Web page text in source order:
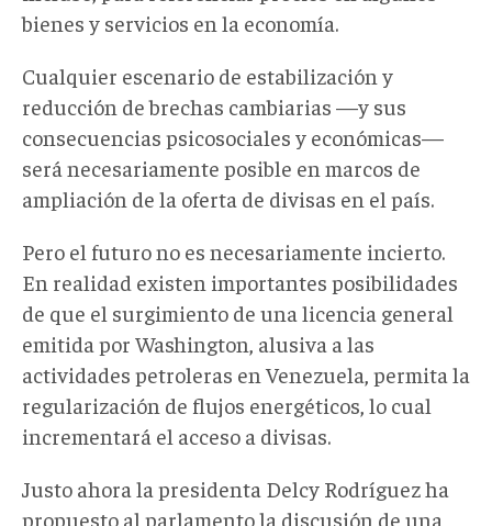
bienes y servicios en la economía.
Cualquier escenario de estabilización y
reducción de brechas cambiarias —y sus
consecuencias psicosociales y económicas—
será necesariamente posible en marcos de
ampliación de la oferta de divisas en el país.
Pero el futuro no es necesariamente incierto.
En realidad existen importantes posibilidades
de que el surgimiento de una licencia general
emitida por Washington, alusiva a las
actividades petroleras en Venezuela, permita la
regularización de flujos energéticos, lo cual
incrementará el acceso a divisas.
Justo ahora la presidenta Delcy Rodríguez ha
propuesto al parlamento la discusión de una